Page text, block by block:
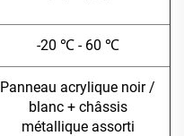
-20 ℃ - 60 ℃
Panneau acrylique noir /
blanc + châssis
métallique assorti